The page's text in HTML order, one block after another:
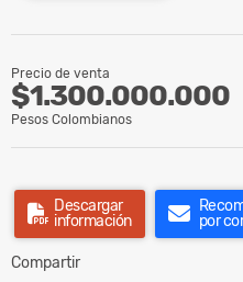
Precio de venta
$1.300.000.000
Pesos Colombianos
Descargar
información
por
Compartir